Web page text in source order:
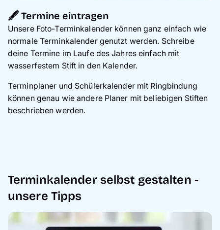
🖋️ Termine eintragen
Unsere Foto-Terminkalender können ganz einfach wie
normale Terminkalender genutzt werden. Schreibe
deine Termine im Laufe des Jahres einfach mit
wasserfestem Stift in den Kalender.
Terminplaner und Schülerkalender mit Ringbindung
können genau wie andere Planer mit beliebigen Stiften
beschrieben werden.
Terminkalender selbst gestalten -
unsere Tipps